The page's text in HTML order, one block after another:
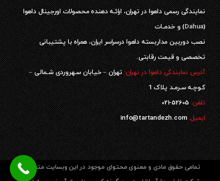
نمایندگی رسمی داهوا در تهران، ارائـه دهنده محصولات اورجینال داهوا
(
Dahua) و خدمـات
نصب دوربین مداربسته داهوا درسراسر ایران، همراه با پشتیبانی
تخصصی و قیمت رقابتی.
آدرس نمایندگی داهوا در تهران:تهران – خیابان سـهروردی شـمالی –
کـوچـه سـرمـد پلاک 1
تلفن:52605-021
ایمیل:info@tartandezh.com
تمامی حقوق مادی و معنوی محتوای موجود در این وبسایت متعلق به